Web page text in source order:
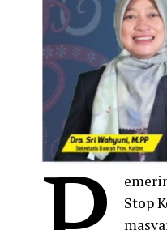
Stop